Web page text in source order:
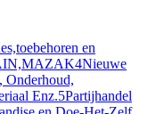
en
4Nieuwe
Onderhoud,
Enz.5Partijhandel